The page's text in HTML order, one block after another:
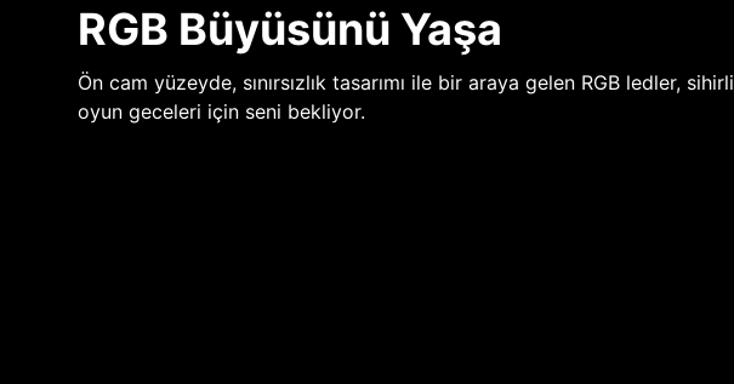
RGB Büyüsünü Yaşa
Ön cam yüzeyde, sınırsızlık tasarımı ile bir araya gelen RGB ledler, sihirli
oyun geceleri için seni bekliyor.